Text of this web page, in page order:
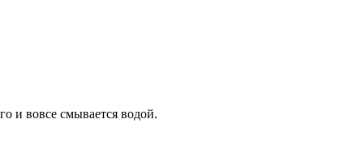
и вовсе смывается водой.